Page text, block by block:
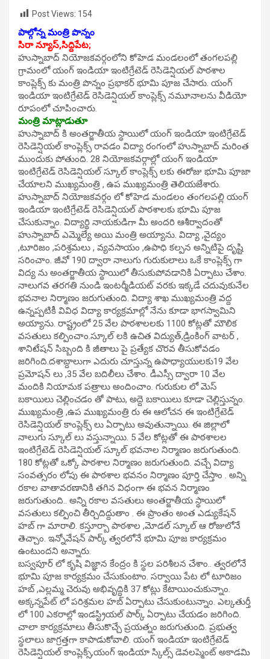
Post Views: 154
పాల్గోన్న మంత్రి పొన్నం
సిరా న్యూస్,సిద్దిపేట;
హుస్నాబాద్ నియోజకవర్గంలోని కోహెడ మండలంలో తంగలపల్లి
గ్రామంలో యంగ్ ఇండియా ఇంటిగ్రేటెడ్ రెసిడెన్షియల్ పాఠశాల
కాంప్లెక్స్ కు మంత్రి పొన్నం ప్రభాకర్ భూమి పూజ చేసారు. యంగ్
ఇండియా ఇంటిగ్రేటెడ్ రెసిడెన్షియల్ కాంప్లెక్స్ నమూనాలను వీడియో
రూపంలో చూపించారు.
మంత్రి మాట్లాడుతూ
హుస్నాబాద్ కి అంతర్జాతీయ స్థాయిలో యంగ్ ఇండియా ఇంటిగ్రేటెడ్
రెసిడెన్షియల్ కాంప్లెక్స్ రావడం విద్యా రంగంలో హుస్నాబాద్ మరింత
ముందుకు పోతుంది. 28 నియోజకవర్గాల్లో యంగ్ ఇండియా
ఇంటిగ్రేటెడ్ రెసిడెన్షియల్ స్కూల్ కాంప్లెక్స్ లకు ఈరోజు భూమి పూజా
చేయాలని ముఖ్యమంత్రి , ఉప ముఖ్యమంత్రి తెలియజేశారు.
హుస్నాబాద్ నియోజకవర్గం లో కోహెడ మండలం తంగలపల్లి యంగ్
ఇండియా ఇంటిగ్రేటెడ్ రెసిడెన్షియల్ పాఠశాలకు భూమి పూజ
చేసుకున్నాం. విద్యార్థి నాయకుడిగా మీ అందరి ఆశీర్వాదంతో
హుస్నాబాద్ ఎమ్మెల్యే అయి మంత్రి అయ్యాను. విద్యా ,వైద్యం
,టూరిజం ,పరిశ్రమలు , వ్యవసాయం ,ఉపాధి కల్పన అన్నిటిపై దృష్టి
సరించాం. జీవో 190 ద్వారా నాలుగు గురుకులాలు ఒకే కాంప్లెక్స్ గా
విద్య ను అంతర్జాతీయ స్థాయిలో తీసుకుపోవడానికి ఏర్పాటు చేశాం.
నాలుగవ తరగతి నుండి ఇంటర్మీడియట్ వరకు ఇక్కడే చదువుకునేల
భవనాల నిర్మాణం జరుగుతుంది. విద్యా శాఖ ముఖ్యమంత్రి వద్ద
ఉన్నప్పటికీ వివిధ విద్యా కార్యక్రమాల్లో నేను కూడా భాగస్వామిని
అయ్యాను. రాష్ట్రంలో 25 వేల పాఠశాలలకు 1100 కోట్లతో మౌలిక
వసతులు కల్పించాం.స్కూల్ లకి ఉచిత విద్యుత్,డ్రింకింగ్ వాటర్ ,
శానిటేషన్ సిబ్బంది కి జీతాలు పై ప్రత్యేక చొరవ తీసుకోవడం
జరిగింది.దశాబ్దాలుగా ఎదురు చూస్తున్న ఉపాధ్యాయులకు19 వేల
ప్రమోషన్ లు ,35 వేల బదిలీలు చేశాం. డీఎస్సీ ద్వారా 10 వేల
మందికి నియామక పత్రాలు అందించాం. గురుకుల లో మెస్
బకాయిలు చెల్లించడం తో పాటు, అద్దె బకాయిలు కూడా చెల్లిస్తున్నం.
ముఖ్యమంత్రి ,ఉప ముఖ్యమంత్రి రు ఈ ఆలోచన ఈ ఇంటిగ్రేటెడ్
రెసిడెన్షియల్ కాంప్లెక్స్ లు ఏర్పాటు అవుతున్నాయి. ఈ జిల్లాలో
నాలుగు స్కూల్ లు వస్తున్నాయి. 5 వేల కోట్లతో ఈ పాఠశాలల
ఇంటిగ్రేటెడ్ రెసిడెన్షియల్ స్కూల్ భవనాల నిర్మాణం జరుగుతుంది.
180 కోట్లతో ఒక్కో పాఠశాల నిర్మాణం జరుగుతుంది. వచ్చే విద్యా
సంవత్సరం లోపు ఈ పాఠశాల భవనం నిర్మాణం పూర్తి చేస్తాం . అన్ని
రకాల వాతావరణానికి తగిన విధంగా ఈ భవన నిర్మాణం
జరుగుతుంది.. అన్ని రకాల వసతులు అంతర్జాతీయ స్థాయిలో
వసతులు కల్పించి తీర్చిదిద్దుతాం . ఈ ప్రాంతం అంత ఎడ్యుకేషన్
హబ్ గా మారాలి. కస్తూర్బా పాఠశాల ,మోడల్ స్కూల్ ఆ రోజులోనే
తెచ్చాం. ఇన్నోవేషన్ పార్క్ త్వరలోనే భూమి పూజ కార్యక్రమం
ఉంటుందని అన్నారు.
బస్వపూర్ లో కృషి విజ్ఞాన కేంద్రం కి స్థల పరిశీలన చేశాం.. త్వరలోనే
భూమి పూజ కార్యక్రమం చేసుకుంటాం. సర్వాయి పేట లో టూరిజం
హబ్ ,ఎల్లమ్మ చెరువు అభివృద్ధికి 37 కోట్లు కేటాయించుకున్నాం.
అక్కన్నపేట్ లో పరిశ్రమల హబ్ ఏర్పాటు చేసుకుంటున్నాం. ఎల్కతుర్తీ
లో 100 ఎకరాల్లో ఇండస్ట్రియల్ పార్క్ ఏర్పాటు చేయడం జరిగింది.
చాలా కార్యక్రమాలు తీసుకొచ్చే ప్రయత్నం జరుగుతుంది. ప్రభుత్వ
స్థలాలు జాగ్రత్తగా కాపాడుకోవాలి. యంగ్ ఇండియా ఇంటిగ్రేటెడ్
రెసిడెన్షియల్ కాంప్లెక్స్,యంగ్ ఇండియా స్కిల్స్ డెవలప్మెంట్ అకాడమి